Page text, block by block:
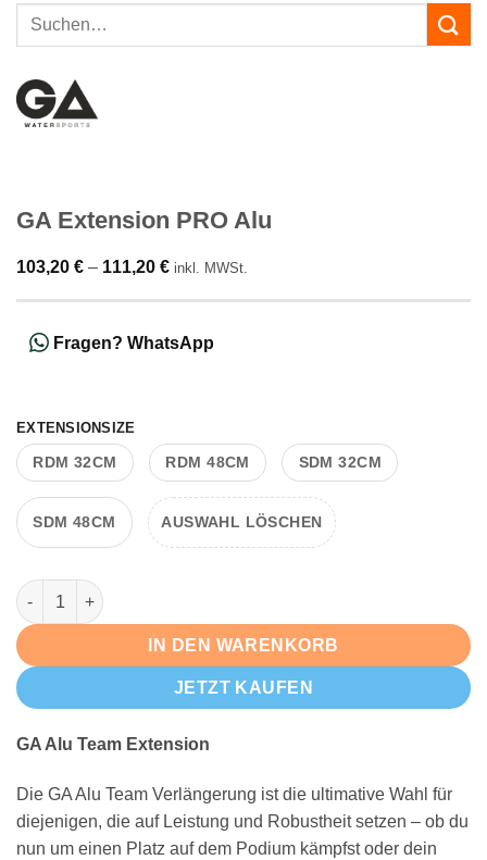
Suchen
GA Extension PRO Alu
103,20 € – 111,20 € inkl. MWSt.
Fragen? WhatsApp
EXTENSIONSIZE
RDM 32CM RDM 48CM SDM 32CM
SDM 48CM AUSWAHL LÖSCHEN
GA Extension PRO Alu Menge
IN DEN WARENKORB
JETZT KAUFEN
Alternative:
GA Alu Team Extension
Die GA Alu Team Verlängerung ist die ultimative Wahl für
diejenigen, die auf Leistung und Robustheit setzen – ob du
nun um einen Platz auf dem Podium kämpfst oder dein